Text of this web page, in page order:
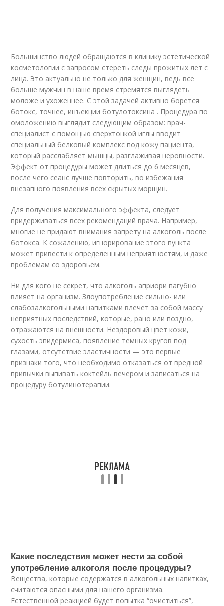
Большинство людей обращаются в клинику эстетической
косметологии с запросом стереть следы прожитых лет с
лица. Это актуально не только для женщин, ведь все
больше мужчин в наше время стремятся выглядеть
моложе и ухоженнее. С этой задачей активно борется
ботокс, точнее, инъекции ботулотоксина . Процедура по
омоложению выглядит следующим образом: врач-
специалист с помощью сверхтонкой иглы вводит
специальный белковый комплекс под кожу пациента,
который расслабляет мышцы, разглаживая неровности.
Эффект от процедуры может длиться до 6 месяцев,
после чего сеанс лучше повторить, во избежания
внезапного появления всех скрытых морщин.
Для получения максимального эффекта, следует
придерживаться всех рекомендаций врача. Например,
многие не придают внимания запрету на алкоголь после
ботокса. К сожалению, игнорирование этого пункта
может привести к определенным неприятностям, и даже
проблемам со здоровьем.
Ни для кого не секрет, что алкоголь априори пагубно
влияет на организм. Злоупотребление сильно- или
слабозалкогольными напитками влечет за собой массу
неприятных последствий, которые, рано или поздно,
отражаются на внешности. Нездоровый цвет кожи,
сухость эпидермиса, появление темных кругов под
глазами, отсутствие эластичности — это первые
признаки того, что необходимо отказаться от вредной
привычки выпивать коктейль вечером и записаться на
процедуру ботулинотерапии.
Какие последствия может нести за собой
употребление алкоголя после процедуры?
Вещества, которые содержатся в алкогольных напитках,
считаются опасными для нашего организма.
Естественной реакцией будет попытка “очиститься”,